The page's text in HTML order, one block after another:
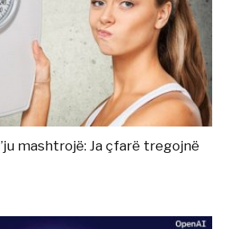
mashtrojë: Ja çfarë tregojnë